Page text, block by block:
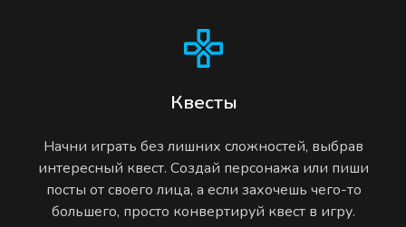
Квесты
Начни играть без лишних сложностей, выбрав
интересный квест. Создай персонажа или пиши
посты от своего лица, а если захочешь чего-то
большего, просто конвертируй квест в игру.